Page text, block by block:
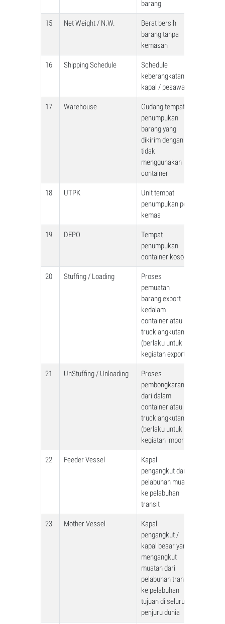
barang
15 Net Weight / N.W.
Berat bersih
barang tanpa
kemasan
16 Shipping Schedule
Schedule
keberangkatan
kapal / pesawat
17 Warehouse
Gudang tempat
penumpukan
barang yang
dikirim dengan
tidak
menggunakan
container
18 UTPK
Unit tempat
penumpukan peti
kemas
19 DEPO
Tempat
penumpukan
container kosong
20 Stuffing / Loading
Proses
pemuatan
barang export
kedalam
container atau
truck angkutan
(berlaku untuk
kegiatan export)
21 UnStuffing / Unloading
Proses
pembongkaran
dari dalam
container atau
truck angkutan
(berlaku untuk
kegiatan import)
22 Feeder Vessel
Kapal
pengangkut dari
pelabuhan muat
ke pelabuhan
transit
23 Mother Vessel
Kapal
pengangkut /
kapal besar yang
mengangkut
muatan dari
pelabuhan transit
ke pelabuhan
tujuan di seluruh
penjuru dunia